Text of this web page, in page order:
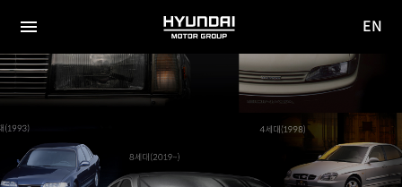
전체
메뉴
HYUNDAI
MOTOR
GROUP
EN